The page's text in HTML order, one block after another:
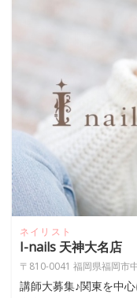
ネイリスト
I-nails 天神大名店
〒810-0041 福岡県福岡市
講師大募集♪関東を中